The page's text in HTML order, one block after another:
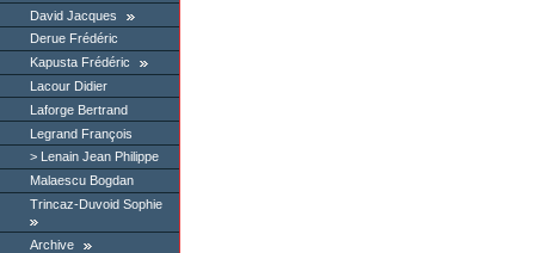
David Jacques
Derue Frédéric
Kapusta Frédéric
Lacour Didier
Laforge Bertrand
Legrand François
Lenain Jean Philippe
Malaescu Bogdan
Trincaz-Duvoid Sophie
Archive